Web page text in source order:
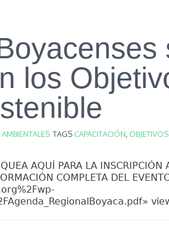
los
TAGS CAPACITACIÓN
AQUÍ PARA LA INSCRIPCIÓN
COMPLETA DEL